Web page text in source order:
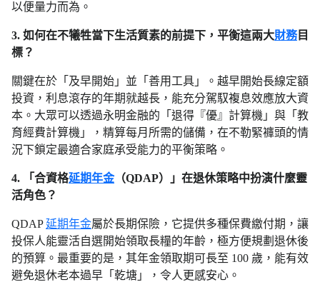
以便量力而為。
3. 如何在不犧牲當下生活質素的前提下，平衡這兩大財務目
標？
關鍵在於「及早開始」並「善用工具」。越早開始長線定額
投資，利息滾存的年期就越長，能充分駕馭複息效應放大資
本。大眾可以透過永明金融的「退得『優』計算機」與「教
育經費計算機」，精算每月所需的儲備，在不勒緊褲頭的情
況下鎖定最適合家庭承受能力的平衡策略。
4. 「合資格延期年金（QDAP）」在退休策略中扮演什麼靈
活角色？
QDAP 延期年金屬於長期保險，它提供多種保費繳付期，讓
投保人能靈活自選開始領取長糧的年齡，極方便規劃退休後
的預算。最重要的是，其年金領取期可長至 100 歲，能有效
避免退休老本過早「乾塘」，令人更感安心。